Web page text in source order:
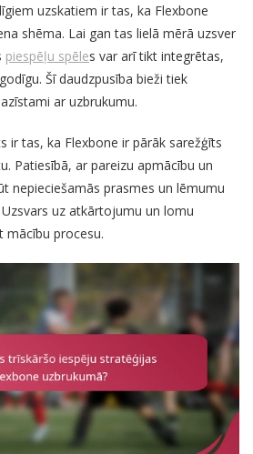
uzskatiem ir tas, ka Flexbone
shēma. Lai gan tas lielā mērā uzsver
piespēļu spēles var arī tikt integrētas,
Šī daudzpusība bieži tiek
ar uzbrukumu.
ir tas, ka Flexbone ir pārāk sarežģīts
Patiesībā, ar pareizu apmācību un
nepieciešamās prasmes un lēmumu
uz atkārtojumu un lomu
mācību procesu.